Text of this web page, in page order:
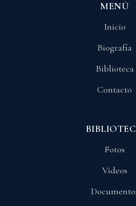
MENÚ
Inicio
Biografía
Biblioteca
Contacto
Fotos
Videos